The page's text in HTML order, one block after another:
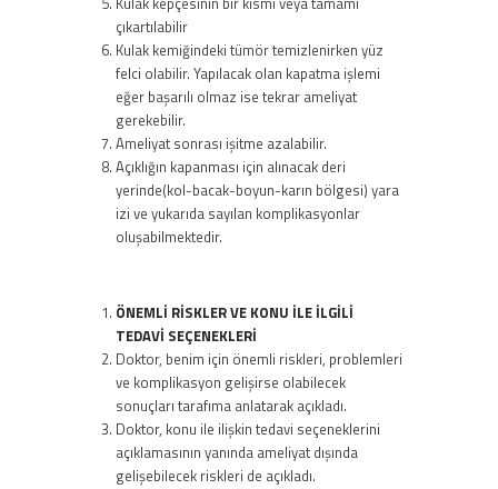
çıkartılabilir
Kulak kemiğindeki tümör temizlenirken yüz
felci olabilir. Yapılacak olan kapatma işlemi
eğer başarılı olmaz ise tekrar ameliyat
gerekebilir.
Ameliyat sonrası işitme azalabilir.
Açıklığın kapanması için alınacak deri
yerinde(kol-bacak-boyun-karın bölgesi) yara
izi ve yukarıda sayılan komplikasyonlar
oluşabilmektedir.
ÖNEMLİ RİSKLER VE KONU İLE İLGİLİ
TEDAVİ SEÇENEKLERİ
Doktor, benim için önemli riskleri, problemleri
ve komplikasyon gelişirse olabilecek
sonuçları tarafıma anlatarak açıkladı.
Doktor, konu ile ilişkin tedavi seçeneklerini
açıklamasının yanında ameliyat dışında
gelişebilecek riskleri de açıkladı.